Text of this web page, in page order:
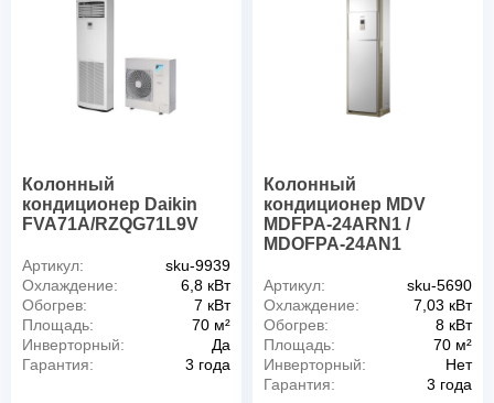
Колонный
кондиционер Daikin
FVA71A/RZQG71L9V
Артикул:
sku-9939
Охлаждение:
6,8 кВт
Обогрев:
7 кВт
Площадь:
70 м²
Инверторный:
Да
Гарантия:
3 года
Колонный
кондиционер MDV
MDFPA-24ARN1 /
MDOFPA-24AN1
Артикул:
sku-5690
Охлаждение:
7,03 кВт
Обогрев:
8 кВт
Площадь:
70 м²
Инверторный:
Нет
Гарантия:
3 года